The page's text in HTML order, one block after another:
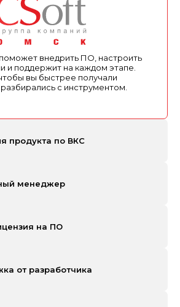
внедрить ПО, настроить
и поддержит на каждом этапе.
вы быстрее получали
разбирались с инструментом.
продукта по ВКС
менеджер
на ПО
от разработчика